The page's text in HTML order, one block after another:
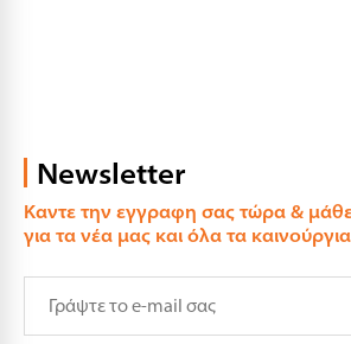
Newsletter
Καντε την εγγραφη σας τώρα &
για τα νέα μας και όλα τα